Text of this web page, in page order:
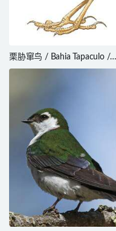
栗胁窜鸟 / Bahia Tapaculo /
Eleoscytalopus